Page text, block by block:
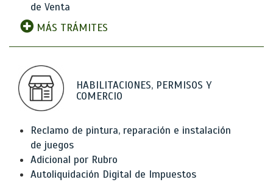
de Venta
MÁS TRÁMITES
HABILITACIONES, PERMISOS Y
COMERCIO
Reclamo de pintura, reparación e instalación
de juegos
Adicional por Rubro
Autoliquidación Digital de Impuestos